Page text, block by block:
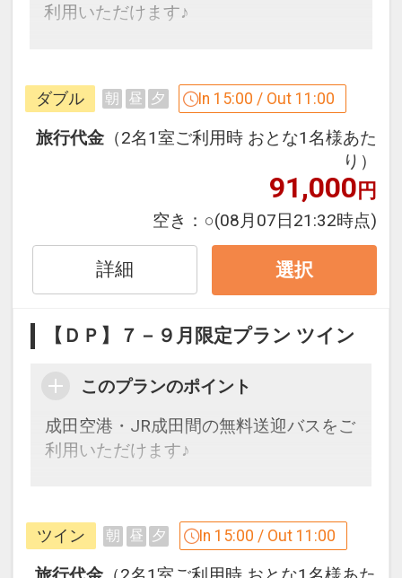
利用いただけます♪
をご用意しています。
●「食事なしプラン」と「朝食付プラ
ン」を掲載しています。
の項目でご確認のうえ、予約にお進
設定期間：2026年7月1日～2026年9月
インターネットコース番号：DP-1-
17729303
ダブル 朝 昼 夕 In 15:00 / Out 11:00
旅行代金 （2名1室ご利用時 おとな1名様あた
り）
91,000円
空き： ○(08月07日21:32時点)
詳細 選択
【ＤＰ】７－９月限定プラン ツイン
このプランのポイント
成田空港・JR成田間の無料送迎バスをご
利用いただけます♪
をご用意しています。
●「食事なしプラン」と「朝食付プラ
ン」を掲載しています。
ツイン 朝 昼 夕 In 15:00 / Out 11:00